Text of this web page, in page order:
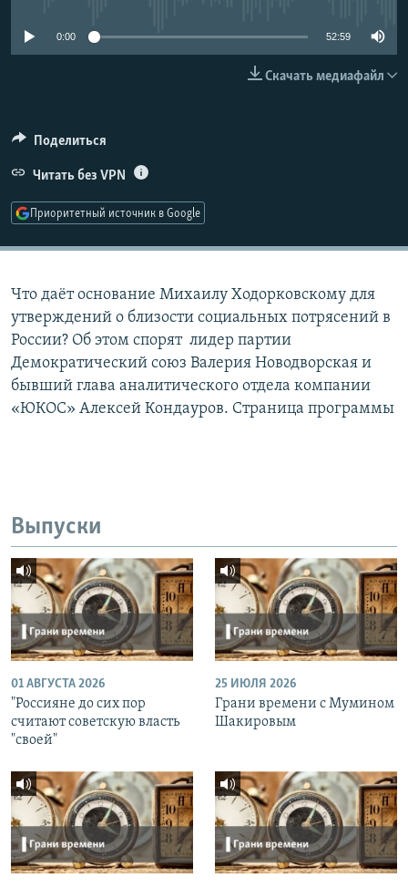
Все сайты РСЕ/РС
0:00 52:59
Скачать медиафайл
Поделиться
Читать без VPN
Приоритетный источник в Google
Что даёт основание Михаилу Ходорковскому для
утверждений о близости социальных потрясений в
России? Об этом спорят лидер партии
Демократический союз Валерия Новодворская и
бывший глава аналитического отдела компании
«ЮКОС» Алексей Кондауров. Страница программы
Выпуски
01 АВГУСТА 2026
"Россияне до сих пор
считают советскую власть
"своей"
25 ИЮЛЯ 2026
Грани времени с Мумином
Шакировым